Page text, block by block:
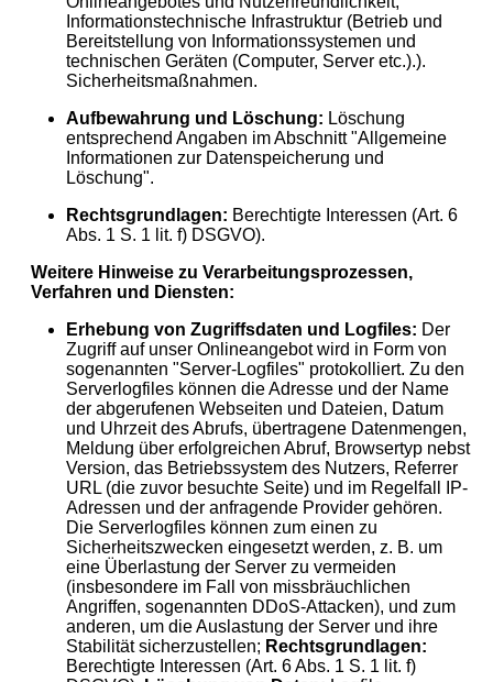
Informationstechnische Infrastruktur (Betrieb und
Bereitstellung von Informationssystemen und
technischen Geräten (Computer, Server etc.).).
Sicherheitsmaßnahmen.
Aufbewahrung und Löschung: Löschung
entsprechend Angaben im Abschnitt "Allgemeine
Informationen zur Datenspeicherung und
Löschung".
Rechtsgrundlagen: Berechtigte Interessen (Art. 6
Abs. 1 S. 1 lit. f) DSGVO).
Weitere Hinweise zu Verarbeitungsprozessen,
Verfahren und Diensten:
Erhebung von Zugriffsdaten und Logfiles: Der
Zugriff auf unser Onlineangebot wird in Form von
sogenannten "Server-Logfiles" protokolliert. Zu den
Serverlogfiles können die Adresse und der Name
der abgerufenen Webseiten und Dateien, Datum
und Uhrzeit des Abrufs, übertragene Datenmengen,
Meldung über erfolgreichen Abruf, Browsertyp nebst
Version, das Betriebssystem des Nutzers, Referrer
URL (die zuvor besuchte Seite) und im Regelfall IP-
Adressen und der anfragende Provider gehören.
Die Serverlogfiles können zum einen zu
Sicherheitszwecken eingesetzt werden, z. B. um
eine Überlastung der Server zu vermeiden
(insbesondere im Fall von missbräuchlichen
Angriffen, sogenannten DDoS-Attacken), und zum
anderen, um die Auslastung der Server und ihre
Stabilität sicherzustellen; Rechtsgrundlagen:
Berechtigte Interessen (Art. 6 Abs. 1 S. 1 lit. f)